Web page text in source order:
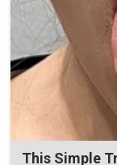
This Simple